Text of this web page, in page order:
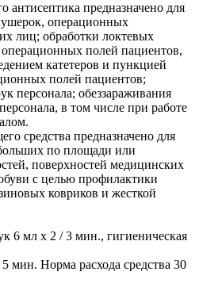
антисептика предназначено для
операционных
лиц; обработки локтевых
полей пациентов,
катетеров и пункцией
полей пациентов;
персонала; обеззараживания
в том числе при работе
средства предназначено для
по площади или
поверхностей медицинских
с целью профилактики
ковриков и жесткой
6 мл х 2 / 3 мин., гигиеническая
мин. Норма расхода средства 30